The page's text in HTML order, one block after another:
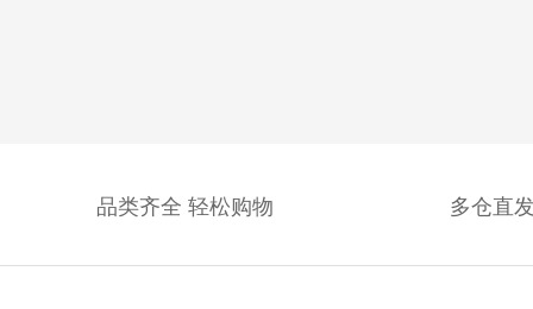
品类齐全 轻松购物 多仓直